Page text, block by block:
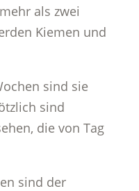
als zwei
Kiemen und
sind sie
sind
die von Tag
sind der